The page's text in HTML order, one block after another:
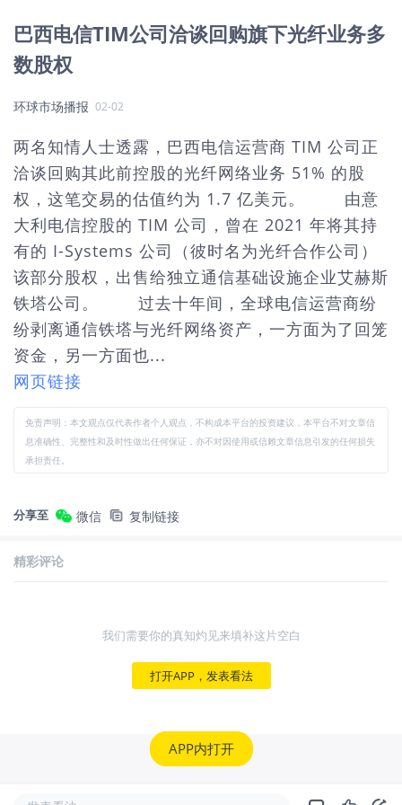
巴西电信TIM公司洽谈回购旗下光纤业务多
数股权
环球市场播报 02-02
两名知情人士透露，巴西电信运营商 TIM 公司正
洽谈回购其此前控股的光纤网络业务 51% 的股
权，这笔交易的估值约为 1.7 亿美元。 由意
大利电信控股的 TIM 公司，曾在 2021 年将其持
有的 I-Systems 公司（彼时名为光纤合作公司）
该部分股权，出售给独立通信基础设施企业艾赫斯
铁塔公司。 过去十年间，全球电信运营商纷
纷剥离通信铁塔与光纤网络资产，一方面为了回笼
资金，另一方面也...
网页链接
免责声明：本文观点仅代表作者个人观点，不构成本平台的投资建议，本平台不对文章信
息准确性、完整性和及时性做出任何保证，亦不对因使用或信赖文章信息引发的任何损失
承担责任。
分享至 微信 复制链接
精彩评论
我们需要你的真知灼见来填补这片空白
打开APP，发表看法
APP内打开